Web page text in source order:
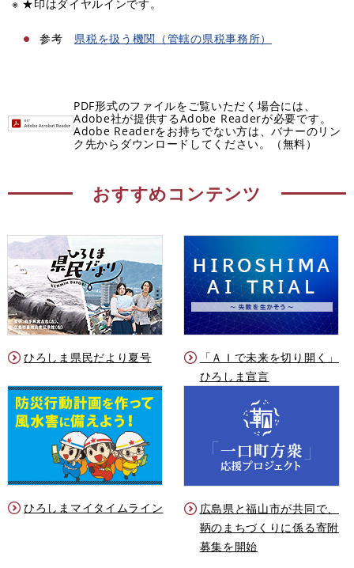
※ ★印はダイヤルインです。
参考 県税を扱う機関 （管轄の県税事務所）
PDF形式のファイルをご覧いただく場合には、
Adobe社が提供するAdobe Readerが必要です。
Adobe Readerをお持ちでない方は、バナーのリン
ク先からダウンロードしてください。（無料）
おすすめコンテンツ
ひろしま県民だより夏号
「ＡＩで未来を切り開く」
ひろしま宣言
ひろしまマイタイムライン
広島県と福山市が共同で、
鞆のまちづくりに係る寄附
募集を開始